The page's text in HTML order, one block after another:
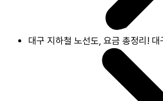
대구 지하철 노선도, 요금 총정리!